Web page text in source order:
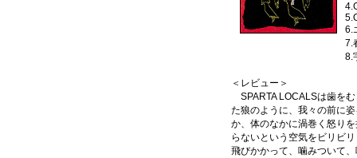
6.
7.
8.
＜レビュー＞
SPARTA LOCALSは歯を
た狼のように、我々の前に
か、体のなかに渦巻く怒り
らないという空気をビリビ
飛びかかって、噛みついて